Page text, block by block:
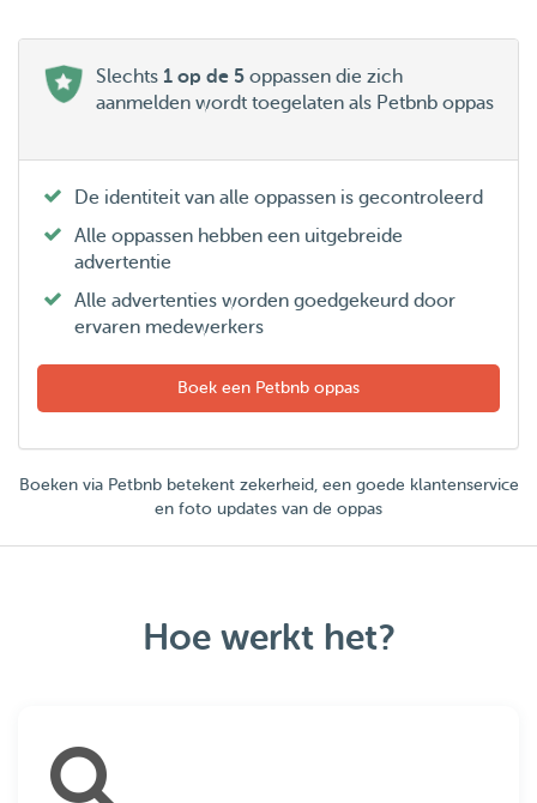
Slechts 1 op de 5oppassen die zich
aanmelden wordt toegelaten als Petbnb oppas
De identiteit van alle oppassen is gecontroleerd
Alle oppassen hebben een uitgebreide
advertentie
Alle advertenties worden goedgekeurd door
ervaren medewerkers
Boek een Petbnb oppas
Boeken via Petbnb betekent zekerheid, een goede klantenservice
en foto updates van de oppas
Hoe werkt het?